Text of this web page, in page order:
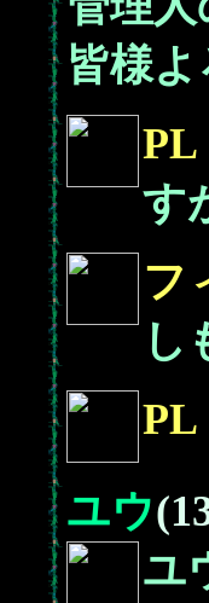
皆様
PL
す
フ
し
PL
ユウ
ユ